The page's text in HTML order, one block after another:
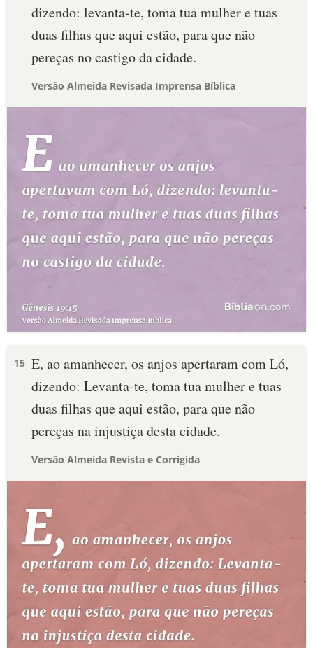
dizendo: levanta-te, toma tua mulher e tuas
duas filhas que aqui estão, para que não
pereças no castigo da cidade.
Versão Almeida Revisada Imprensa Bíblica
15 E, ao amanhecer, os anjos apertaram com Ló,
dizendo: Levanta-te, toma tua mulher e tuas
duas filhas que aqui estão, para que não
pereças na injustiça desta cidade.
Versão Almeida Revista e Corrigida